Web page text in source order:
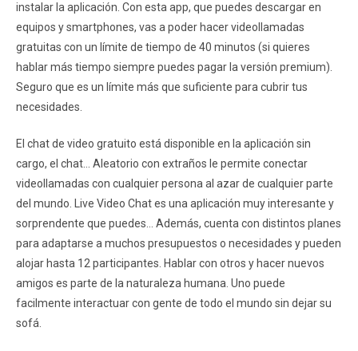
instalar la aplicación. Con esta app, que puedes descargar en
equipos y smartphones, vas a poder hacer videollamadas
gratuitas con un límite de tiempo de 40 minutos (si quieres
hablar más tiempo siempre puedes pagar la versión premium).
Seguro que es un límite más que suficiente para cubrir tus
necesidades.
El chat de video gratuito está disponible en la aplicación sin
cargo, el chat… Aleatorio con extraños le permite conectar
videollamadas con cualquier persona al azar de cualquier parte
del mundo. Live Video Chat es una aplicación muy interesante y
sorprendente que puedes… Además, cuenta con distintos planes
para adaptarse a muchos presupuestos o necesidades y pueden
alojar hasta 12 participantes. Hablar con otros y hacer nuevos
amigos es parte de la naturaleza humana. Uno puede
facilmente interactuar con gente de todo el mundo sin dejar su
sofá.